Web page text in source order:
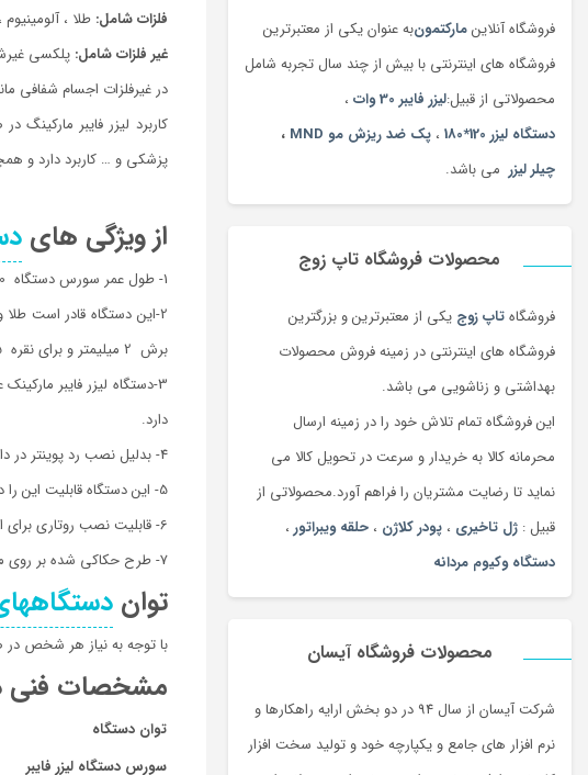
فروشگاه آنلاینمارکتمونبه عنوان یکی از معتبرترین
فروشگاه های اینترنتی با بیش از چند سال تجربه شامل
محصولاتی از قبیل:لیزر فایبر 30 وات
،
دستگاه لیزر 120*180
، پک ضد ریزش مو MND
،
چیلر لیزر می باشد.
محصولات فروشگاه تاپ زوج
فروشگاهتاپ زوج یکی از معتبرترین و بزرگترین
فروشگاه های اینترنتی در زمینه فروش محصولات
بهداشتی و زناشویی می باشد.
این فروشگاه تمام تلاش خود را در زمینه ارسال
محرمانه کالا به خریدار و سرعت در تحویل کالا می
نماید تا رضایت مشتریان را فراهم آورد.محصولاتی از
قبیل : ژل تاخیری ، پودر کلاژن ، حلقه ویبراتور ،
دستگاه وکیوم مردانه
محصولات فروشگاه آیسان
شرکت آیسان از سال 94 در دو بخش ارایه راهکارها و
نرم افزار های جامع و یکپارچه خود و تولید سخت افزار
فلزات شامل:طلا ،
غیر فلزات شامل:پلکسی
در غیرفلزات اجسام شفافی
کاربرد لیزر فایبر
پزشکی و … کاربرد دارد و
از ویژگی های
1- طول عمر سورس دستگاه 100 هزار ساعت می باشد.
برش 2 میلیمتر و برای نقره 1.5 میلیمتر می باشد.
3-دستگاه لیزر فایبر
دارد.
4- بدلیل نصب رد پوینتر در داخل هد شما می توانید قبل از اجرای دستور طرح خود را روی متریال مشخص کنید و ببینید.
5- این دستگاه قابلیت این را دارد که بدون وقفه و 24 ساعته کار کند.
6- قابلیت نصب روتاری برای اجسامی که گرد هستند.
7- طرح حکاکی شده بر روی متریال هیچگاه پاک نمی شود.
توان
با توجه به نیاز هر شخص در صنایع مختلف توانهای 20 وات – 30
مشخصات فنی
توان دستگاه
سورس دستگاه لیزر فایبر